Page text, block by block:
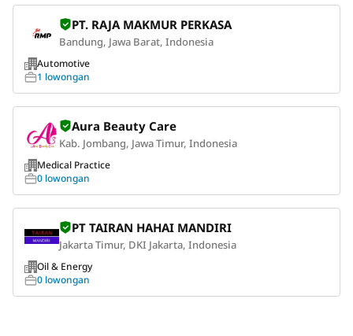
PT. RAJA MAKMUR PERKASA
Bandung, Jawa Barat, Indonesia
Automotive
1 lowongan
Aura Beauty Care
Kab. Jombang, Jawa Timur, Indonesia
Medical Practice
0 lowongan
PT TAIRAN HAHAI MANDIRI
Jakarta Timur, DKI Jakarta, Indonesia
Oil & Energy
0 lowongan